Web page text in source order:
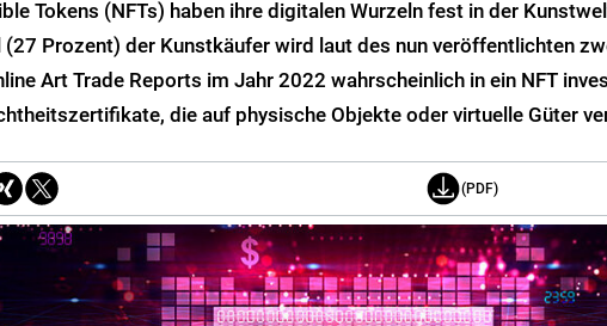
Tokens (NFTs) haben ihre digitalen Wurzeln fest in der
(27 Prozent) der Kunstkäufer wird laut des nun veröffentlichten
Art Trade Reports im Jahr 2022 wahrscheinlich in ein NFT
die auf physische Objekte oder virtuelle Güter
(PDF)